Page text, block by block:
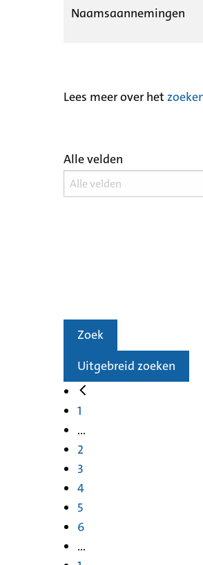
Naamsaannemingen
Lees meer over het
Alle velden
Zoek
Uitgebreid zoeken
1
...
2
3
4
5
6
...